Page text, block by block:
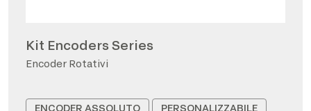
Kit Encoders Series
Encoder Rotativi
ENCODER ASSOLUTO
PERSONALIZZABILE